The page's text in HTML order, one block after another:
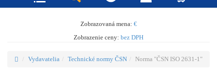
Zobrazovaná mena: €
Zobrazenie ceny: bez DPH
Vydavatelia Technické normy ČSN Norma "ČSN ISO 2631-1"